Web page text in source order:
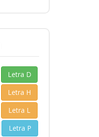
Letra D
Letra H
Letra L
Letra P